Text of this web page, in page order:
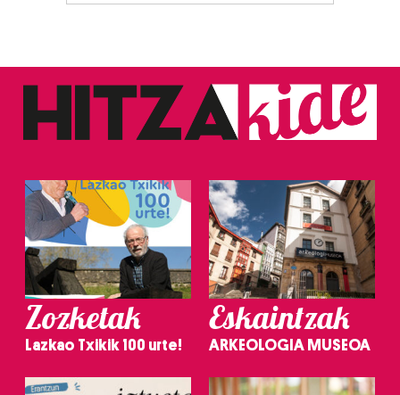
Zozketak
Lazkao Txikik 100 urte!
Eskaintzak
ARKEOLOGIA MUSEOA